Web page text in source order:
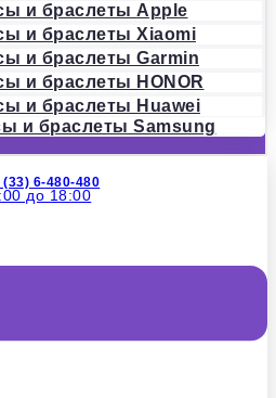
и браслеты Apple
и браслеты Xiaomi
и браслеты Garmin
и браслеты HONOR
и браслеты Huawei
и браслеты Samsung
(33) 6-480-480
до 18:00